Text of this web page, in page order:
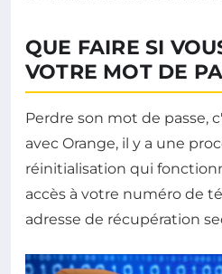
QUE FAIRE SI
VOTRE MOT DE
Perdre son mot de passe,
avec Orange, il y a une
réinitialisation qui
accès à votre numéro de
adresse de récupération